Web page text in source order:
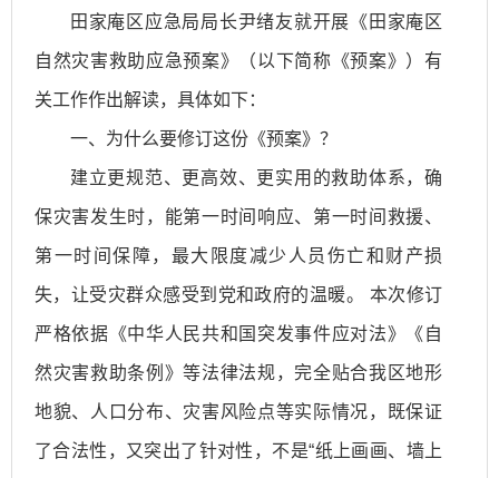
田家庵区应急局局长尹绪友就开展《田家庵区
自然灾害救助应急预案》（以下简称《预案》）有
关工作作出解读，具体如下：
一、为什么要修订这份《预案》？
建立更规范、更高效、更实用的救助体系，确
保灾害发生时，能第一时间响应、第一时间救援、
第一时间保障，最大限度减少人员伤亡和财产损
失，让受灾群众感受到党和政府的温暖。 本次修订
严格依据《中华人民共和国突发事件应对法》《自
然灾害救助条例》等法律法规，完全贴合我区地形
地貌、人口分布、灾害风险点等实际情况，既保证
了合法性，又突出了针对性，不是“纸上画画、墙上